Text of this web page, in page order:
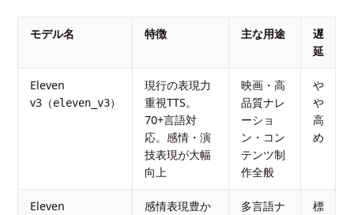
モデル名 特徴 主な用途
遅
延
Eleven
v3（eleven_v3）
現行の表現力
重視TTS。
70+言語対
応。感情・演
技表現が大幅
向上
映画・高
品質ナレ
ーショ
ン・コン
テンツ制
作全般
や
や
高
め
Eleven
感情表現豊か
多言語ナ
標